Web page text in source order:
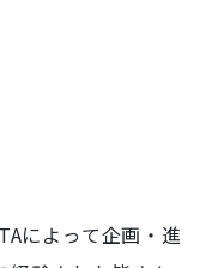
によって企画・進